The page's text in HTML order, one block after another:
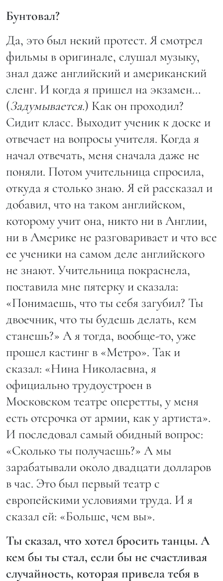
Бунтовал?
Да, это был некий протест. Я смотрел
фильмы в оригинале, слушал музыку,
знал даже английский и американский
сленг. И когда я пришел на экзамен…
(Задумывается.) Как он проходил?
Сидит класс. Выходит ученик к доске и
отвечает на вопросы учителя. Когда я
начал отвечать, меня сначала даже не
поняли. Потом учительница спросила,
откуда я столько знаю. Я ей рассказал и
добавил, что на таком английском,
которому учит она, никто ни в Англии,
ни в Америке не разговаривает и что все
ее ученики на самом деле английского
не знают. Учительница покраснела,
поставила мне пятерку и сказала:
«Понимаешь, что ты себя загубил? Ты
двоечник, что ты будешь делать, кем
станешь?» А я тогда, вообще-то, уже
прошел кастинг в «Метро». Так и
сказал: «Нина Николаевна, я
официально трудоустроен в
Московском театре оперетты, у меня
есть отсрочка от армии, как у артиста».
И последовал самый обидный вопрос:
«Сколько ты получаешь?» А мы
зарабатывали около двадцати долларов
в час. Это был первый театр с
европейскими условиями труда. И я
сказал ей: «Больше, чем вы».
Ты сказал, что хотел бросить танцы. А
кем бы ты стал, если бы не счастливая
случайность, которая привела тебя в